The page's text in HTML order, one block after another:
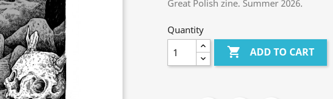
Great Polish zine. Summer 2026.
Quantity
 ADD TO CART